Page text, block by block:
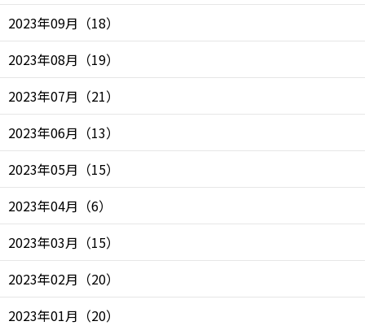
2023年09月 （18）
2023年08月 （19）
2023年07月 （21）
2023年06月 （13）
2023年05月 （15）
2023年04月 （6）
2023年03月 （15）
2023年02月 （20）
2023年01月 （20）